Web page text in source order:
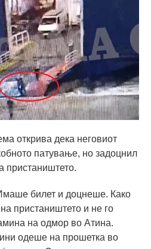
открива дека неговиот
патување, но задоцнил
пристаништето.
билет и доцнеше. Како
пристаништето и не го
на одмор во Атина.
одеше на прошетка во